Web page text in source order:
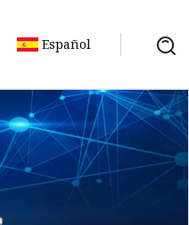
Español